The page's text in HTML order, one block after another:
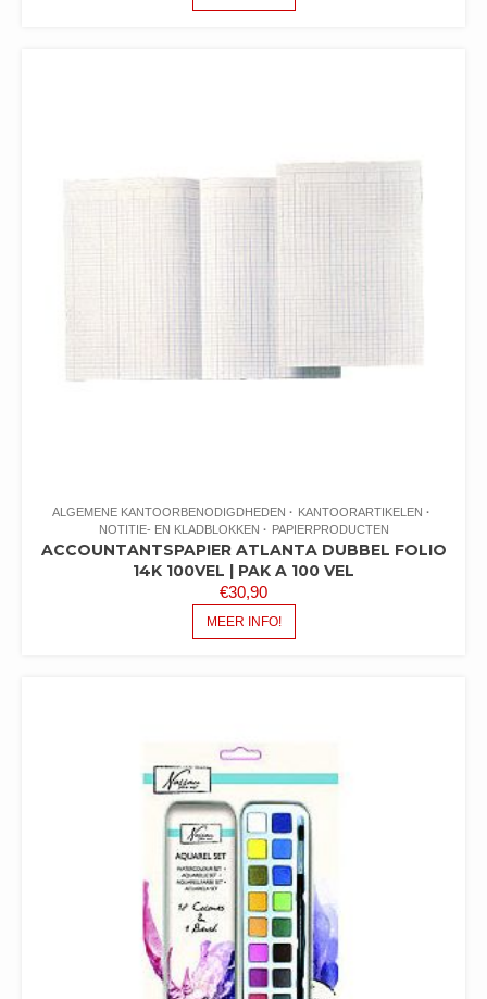
ALGEMENE KANTOORBENODIGDHEDEN
KANTOORARTIKELEN
NOTITIE- EN KLADBLOKKEN
PAPIERPRODUCTEN
ACCOUNTANTSPAPIER ATLANTA DUBBEL FOLIO
14K 100VEL | PAK A 100 VEL
€30,90
MEER INFO!